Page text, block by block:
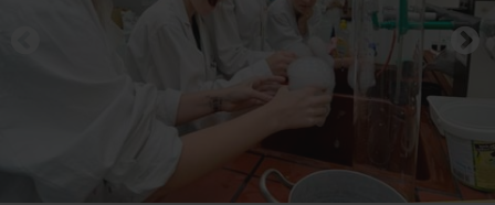
Veranstaltung melden
Bildungsregionen in Bayern
Angebote & Projekte